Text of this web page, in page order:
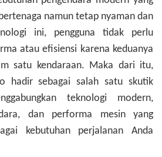
namun tetap nyaman dan
ini, pengguna tidak perlu
atau efisiensi karena keduanya
satu kendaraan. Maka dari itu,
hadir sebagai salah satu skutik
teknologi modern,
dan performa mesin yang
kebutuhan perjalanan Anda